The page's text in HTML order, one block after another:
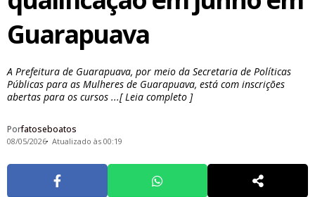
Guarapuava
A Prefeitura de Guarapuava, por meio da Secretaria de Políticas
Públicas para as Mulheres de Guarapuava, está com inscrições
abertas para os cursos ...[ Leia completo ]
Porfatoseboatos
08/05/2026 Atualizado às 00:19